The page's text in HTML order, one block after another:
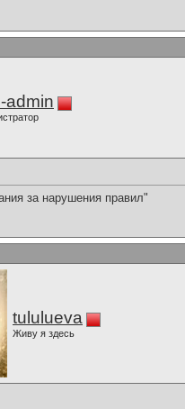
admin
за нарушения правил"
tululueva
Живу я здесь